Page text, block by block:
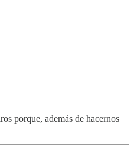
porque, además de hacernos